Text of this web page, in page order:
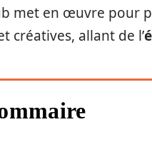
met en œuvre pour
créatives, allant de l’